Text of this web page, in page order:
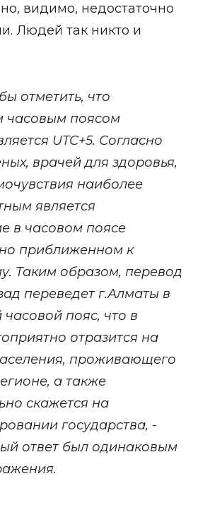
видимо, недостаточно
Людей так никто и
отметить, что
часовым поясом
UTC+5. Согласно
врачей для здоровья,
наиболее
является
в часовом поясе
приближенном к
Таким образом, перевод
переведет г.Алматы в
пояс, что в
отразится на
проживающего
а также
скажется на
государства, -
ответ был одинаковым